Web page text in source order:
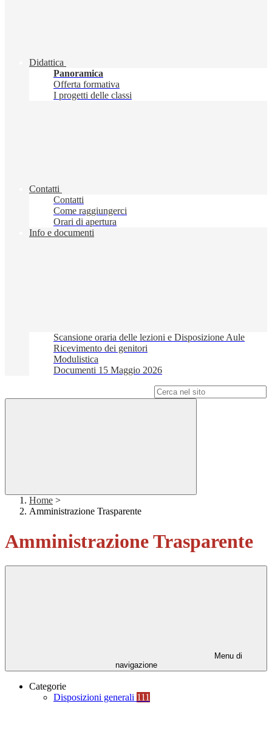
Didattica
Panoramica
Offerta formativa
I progetti delle classi
Contatti
Contatti
Come raggiungerci
Orari di apertura
Info e documenti
Scansione oraria delle lezioni e Disposizione Aule
Ricevimento dei genitori
Modulistica
Documenti 15 Maggio 2026
Home >
Amministrazione Trasparente
Amministrazione Trasparente
Menu di
navigazione
Categorie
Disposizioni generali 111